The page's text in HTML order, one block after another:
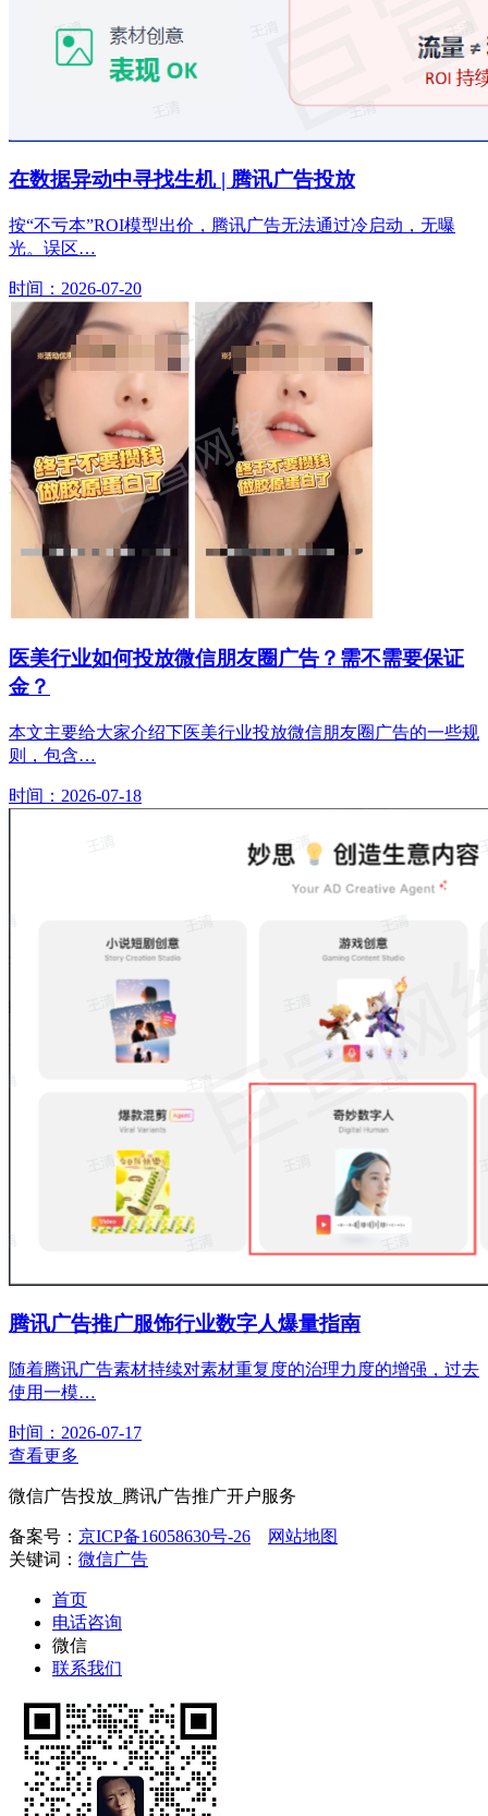
在数据异动中寻找生机 | 腾讯广告投放
按“不亏本”ROI模型出价，腾讯广告无法通过冷启动，无曝
光。误区…
时间：2026-07-20
医美行业如何投放微信朋友圈广告？需不需要保证
金？
本文主要给大家介绍下医美行业投放微信朋友圈广告的一些规
则，包含…
时间：2026-07-18
腾讯广告推广服饰行业数字人爆量指南
随着腾讯广告素材持续对素材重复度的治理力度的增强，过去
使用一模…
时间：2026-07-17
查看更多
微信广告投放_腾讯广告推广开户服务
备案号： 京ICP备16058630号-26
网站地图
关键词： 微信广告
首页
电话咨询
微信
联系我们